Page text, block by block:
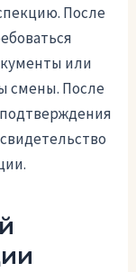
После
или
смены. После